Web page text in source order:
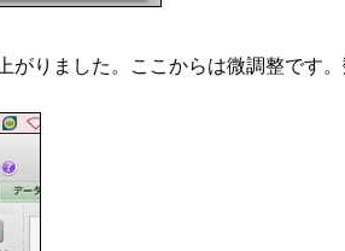
りました。ここからは微調整です